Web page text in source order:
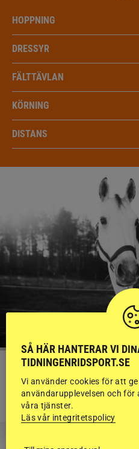
HOPPNING
DRESSYR
FÄLTTÄVLAN
KÖRNING
DISTANS
KRÖNIKA
Björn Svensson:
grusrutorna på
SÅ HÄR HANTERAR VI
TIDNINGENRIDSPORT.SE
Vi använder cookies för att
användarupplevelsen och
våra tjänster.
Läs vår integritetspolicy